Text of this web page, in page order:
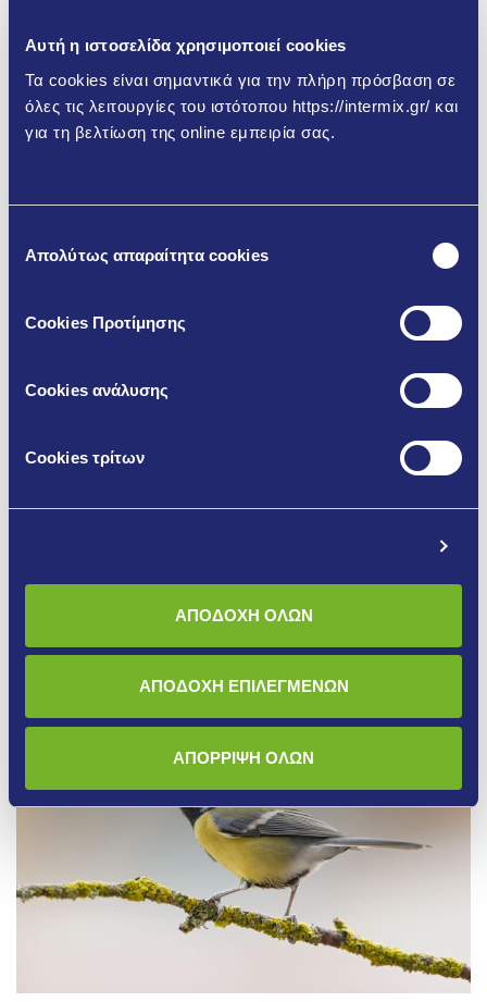
Αυτή η ιστοσελίδα χρησιμοποιεί cookies
Τα cookies είναι σημαντικά για την πλήρη πρόσβαση σε
όλες τις λειτουργίες του ιστότοπου https://intermix.gr/ και
για τη βελτίωση της online εμπειρία σας.
συγκατάθεσης
Απολύτως απαραίτητα cookies
Cookies Προτίμησης
Cookies ανάλυσης
Cookies τρίτων
ΑΠΟΔΟΧΗ ΟΛΩΝ
ΑΠΟΔΟΧΗ ΕΠΙΛΕΓΜΕΝΩΝ
ΑΠΟΡΡΙΨΗ ΟΛΩΝ
Υγεία και την Ασφάλεια στην Εργασία, στην INTERMIX,
ατυχημάτων και προαγωγής της υγείας σε όλο το
φάσμα των δραστηριοτήτων μας, εστιάζοντας σε ένα
εργαζόμενους, τους εργολάβους και τους συνεργάτες